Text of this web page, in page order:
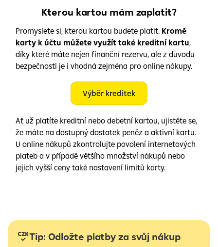
Kterou kartou mám zaplatit?
Promyslete si, kterou kartou budete platit. Kromě
karty k účtu můžete využít také kreditní kartu,
díky které máte nejen finanční rezervu, ale z důvodu
bezpečnosti je i vhodná zejména pro online nákupy.
Výběr kreditek
Ať už platíte kreditní nebo debetní kartou, ujistěte se,
že máte na dostupný dostatek peněz a aktivní kartu.
U online nákupů zkontrolujte povolení internetových
plateb a v případě většího množství nákupů nebo
jejich vyšší ceny také nastavení limitů karty.
Tip: Odložte platby za svůj nákup